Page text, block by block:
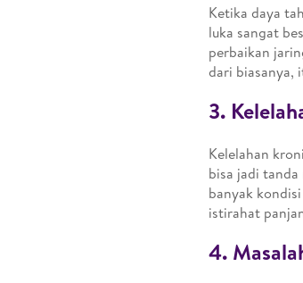
Ketika daya
luka sangat
perbaikan
dari biasanya,
3.
Kelelahan
bisa jadi
banyak
istirahat
4.